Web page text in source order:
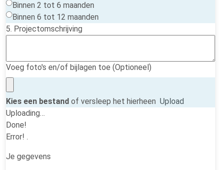
Binnen 2 tot 6 maanden
Binnen 6 tot 12 maanden
5. Projectomschrijving
Voeg foto's en/of bijlagen toe (Optioneel)
Kies een bestand of versleep het hierheen Upload
Uploading…
Done!
Error! .
Je gegevens